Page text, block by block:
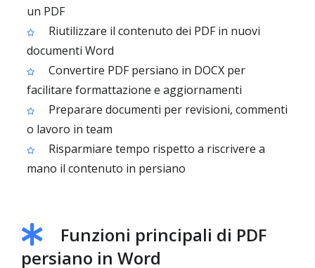
un PDF
Riutilizzare il contenuto dei PDF in nuovi
documenti Word
Convertire PDF persiano in DOCX per
facilitare formattazione e aggiornamenti
Preparare documenti per revisioni, commenti
o lavoro in team
Risparmiare tempo rispetto a riscrivere a
mano il contenuto in persiano
Funzioni principali di PDF
persiano in Word